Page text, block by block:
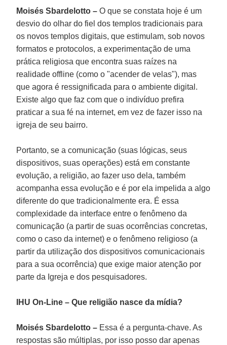
Moisés Sbardelotto –O que se constata hoje é um
desvio do olhar do fiel dos templos tradicionais para
os novos templos digitais, que estimulam, sob novos
formatos e protocolos, a experimentação de uma
prática religiosa que encontra suas raízes na
realidade offline (como o "acender de velas"), mas
que agora é ressignificada para o ambiente digital.
Existe algo que faz com que o indivíduo prefira
praticar a sua fé na internet, em vez de fazer isso na
igreja de seu bairro.
Portanto, se a comunicação (suas lógicas, seus
dispositivos, suas operações) está em constante
evolução, a religião, ao fazer uso dela, também
acompanha essa evolução e é por ela impelida a algo
diferente do que tradicionalmente era. É essa
complexidade da interface entre o fenômeno da
comunicação (a partir de suas ocorrências concretas,
como o caso da internet) e o fenômeno religioso (a
partir da utilização dos dispositivos comunicacionais
para a sua ocorrência) que exige maior atenção por
parte da Igreja e dos pesquisadores.
IHU On-Line – Que religião nasce da mídia?
Moisés Sbardelotto – Essa é a pergunta-chave. As
respostas são múltiplas, por isso posso dar apenas